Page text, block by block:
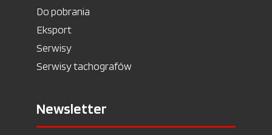
Do pobrania
Eksport
Serwisy
Serwisy tachografów
Newsletter